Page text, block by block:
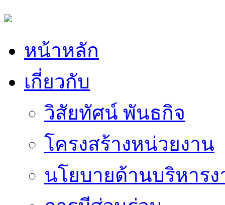
หน้าหลัก
เกี่ยวกับ
วิสัยทัศน์ พันธกิจ
โครงสร้างหน่วยงาน
นโยบายด้านบริหาร